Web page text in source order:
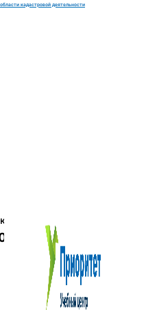
кадастровой деятельности
по ремонту и
руб.